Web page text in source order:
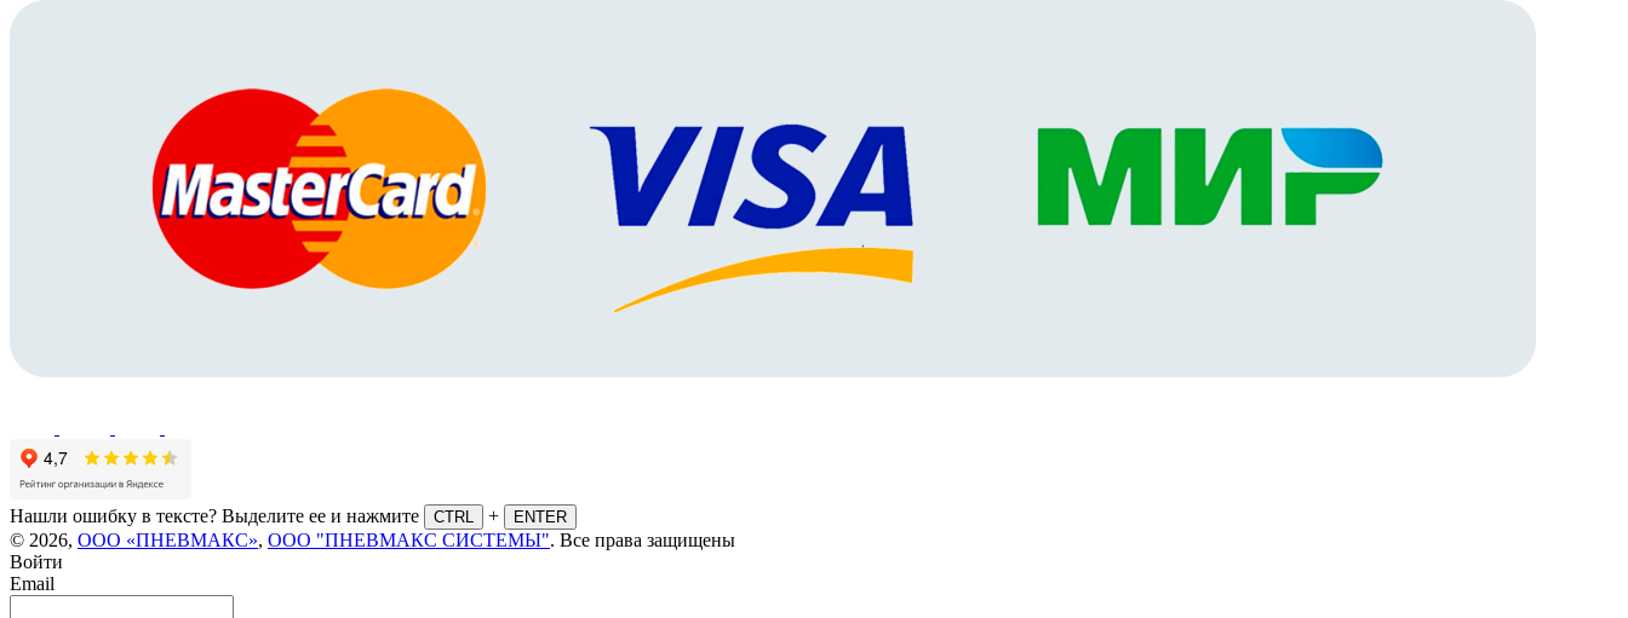
Нашли ошибку в тексте? Выделите ее и нажмите CTRL + ENTER
© 2026, ООО «ПНЕВМАКС», ООО "ПНЕВМАКС СИСТЕМЫ". Все права защищены
Войти
Email